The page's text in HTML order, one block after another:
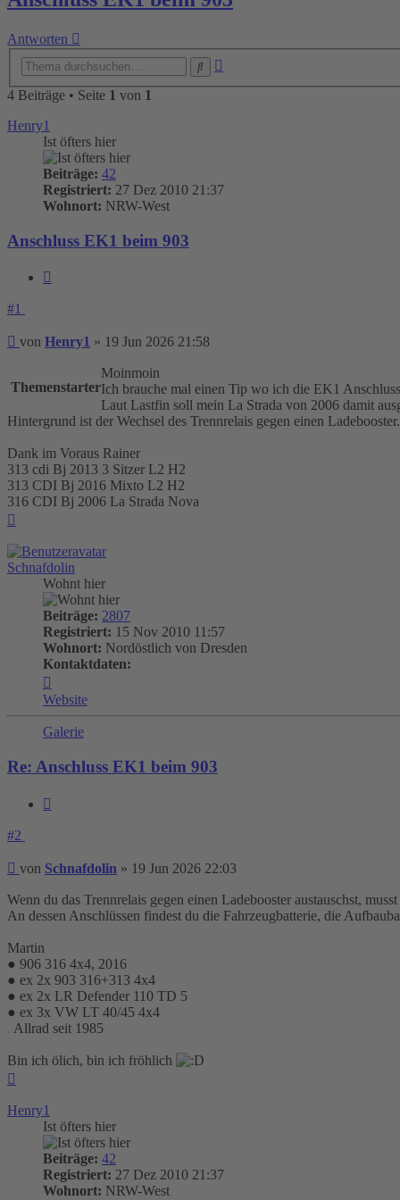
Antworten
4 Beiträge • Seite 1 von 1
Henry1
Ist öfters hier
Beiträge: 42
Registriert: 27 Dez 2010 21:37
Wohnort: NRW-West
Anschluss EK1 beim 903
#1
Beitrag
von Henry1 » 19 Jun 2026 21:58
Themenstarter
Moinmoin
Ich brauche mal einen Tip wo ich die EK1
Laut Lastfin soll mein La Strada von 2006 damit
Hintergrund ist der Wechsel des Trennrelais gegen einen Ladebooster.
Dank im Voraus Rainer
313 cdi Bj 2013 3 Sitzer L2 H2
313 CDI Bj 2016 Mixto L2 H2
316 CDI Bj 2006 La Strada Nova
Schnafdolin
Wohnt hier
Beiträge: 2807
Registriert: 15 Nov 2010 11:57
Wohnort: Nordöstlich von Dresden
Kontaktdaten:
von
Schnafdolin
Website
Galerie
Re: Anschluss EK1 beim 903
#2
Beitrag
von Schnafdolin » 19 Jun 2026 22:03
Wenn du das Trennrelais gegen einen Ladebooster austauschst,
An dessen Anschlüssen findest du die Fahrzeugbatterie, die
Martin
● 906 316 4x4, 2016
● ex 2x 903 316+313 4x4
● ex 2x LR Defender 110 TD 5
● ex 3x VW LT 40/45 4x4
. Allrad seit 1985
Bin ich ölich, bin ich fröhlich
Henry1
Ist öfters hier
Beiträge: 42
Registriert: 27 Dez 2010 21:37
Wohnort: NRW-West